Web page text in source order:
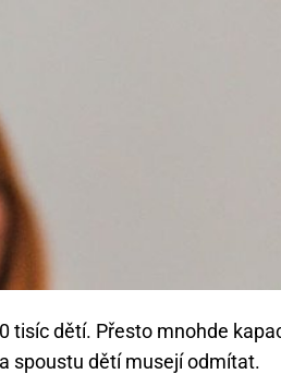
tisíc dětí. Přesto mnohde
spoustu dětí musejí odmítat.